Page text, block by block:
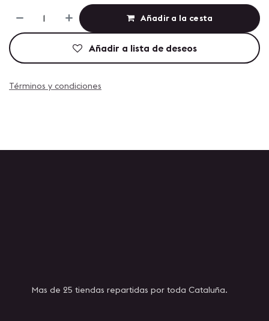
Añadir a la cesta
Añadir a lista de deseos
Términos y condiciones
Mas de 25 tiendas repartidas por toda Cataluña.